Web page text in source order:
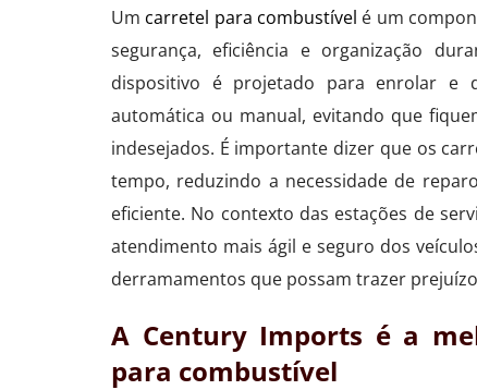
Um carretel para combustível é um
segurança, eficiência e organização
dispositivo é projetado para enrolar e
automática ou manual, evitando que
indesejados. É importante dizer que os
tempo, reduzindo a necessidade de
eficiente. No contexto das estações de
atendimento mais ágil e seguro dos
derramamentos que possam trazer
A Century Imports é a
para combustível